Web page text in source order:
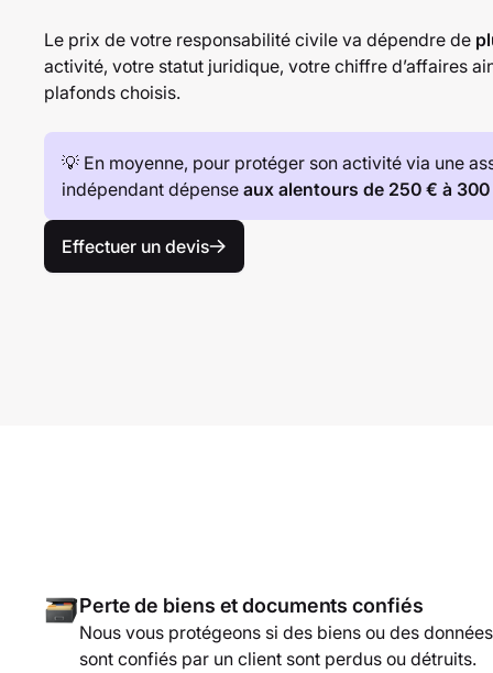
Le prix de votre responsabilité civile va dépendre de
activité, votre statut juridique, votre chiffre d’affaires
plafonds choisis.
💡 En moyenne, pour protéger son activité via une
indépendant dépense aux alentours de 250 € à 300
Effectuer un devis
Perte de biens et documents confiés
Nous vous protégeons si des biens ou des
sont confiés par un client sont perdus ou détruits.